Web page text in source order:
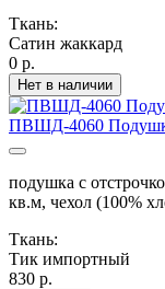
Ткань:
Сатин жаккард
0 р.
Нет в наличии
ПВШД-4060
подушка с
кв.м, чехол (100%
Ткань:
Тик импортный
830 р.